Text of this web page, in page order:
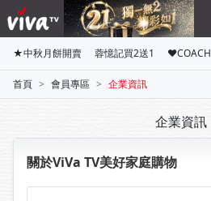
★中秋月餅開賣 蓉憶記買2送1 ♥COACH
首頁 會員專區 企業資訊
企業資訊
關於ViVa TV美好家庭購物